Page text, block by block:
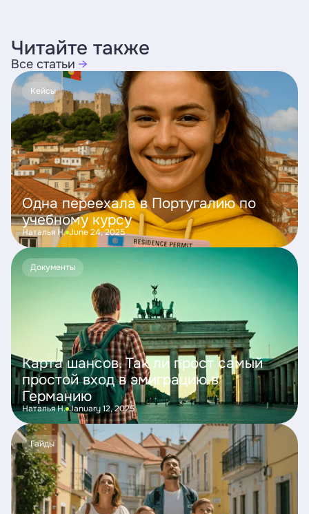
Читайте также
Все статьи →
Кейсы
Одна переехала в Португалию по
учебному курсу
Наталья Н. June 24, 2025
Документы
Карта шансов. Так ли прост самый
простой вход в эмиграцию в
Германию
Наталья Н. January 12, 2025
Гайды